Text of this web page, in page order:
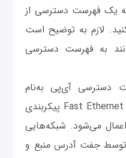
یک فهرست دسترسی از
لازم به توضیح است
به فهرست دسترسی
دسترسی آی‌پی به‌نام
Branoffices روی رابط Fast Ethernet 0/1/0 پیکربندی
می‌شود. شبکه‌هایی
جفت آدرس منبع و